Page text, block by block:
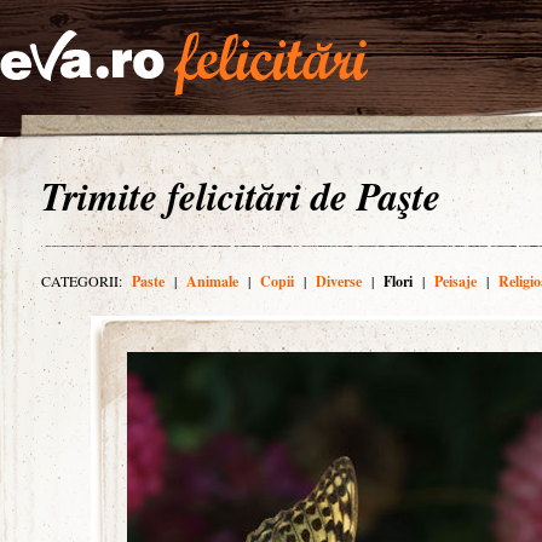
Trimite felicitări de Paşte
CATEGORII: Paste | Animale | Copii | Diverse | Flori | Peisaje |